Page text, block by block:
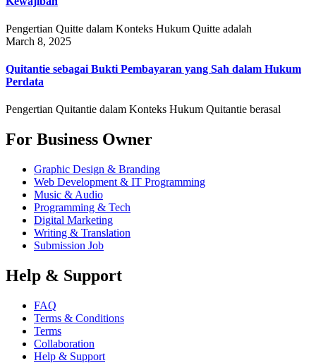
Pengertian Quitte dalam Konteks Hukum Quitte adalah
March 8, 2025
Quitantie sebagai Bukti Pembayaran yang Sah dalam Hukum
Perdata
Pengertian Quitantie dalam Konteks Hukum Quitantie berasal
For Business Owner
Graphic Design & Branding
Web Development & IT Programming
Music & Audio
Programming & Tech
Digital Marketing
Writing & Translation
Submission Job
Help & Support
FAQ
Terms & Conditions
Terms
Collaboration
Help & Support